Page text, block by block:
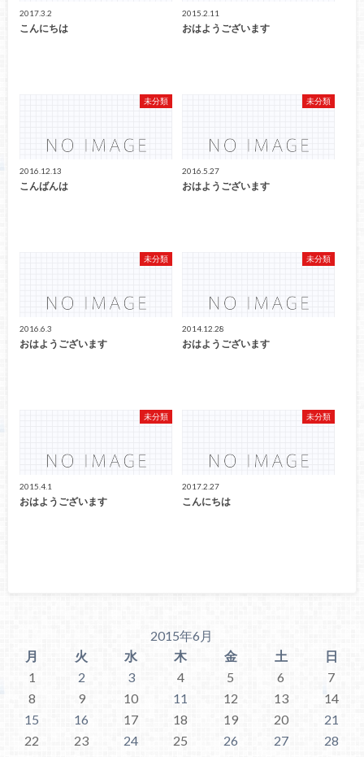
2017.3.2
こんにちは
2015.2.11
おはようございます
未分類
2016.12.13
こんばんは
未分類
2016.5.27
おはようございます
未分類
2016.6.3
おはようございます
未分類
2014.12.28
おはようございます
未分類
2015.4.1
おはようございます
未分類
2017.2.27
こんにちは
2015年6月
月
火 水 木 金 土
日
1
2 3 4 5 6
7
8
9 10 11 12 13
14
15
16 17 18 19 20
21
22
23 24 25 26 27
28